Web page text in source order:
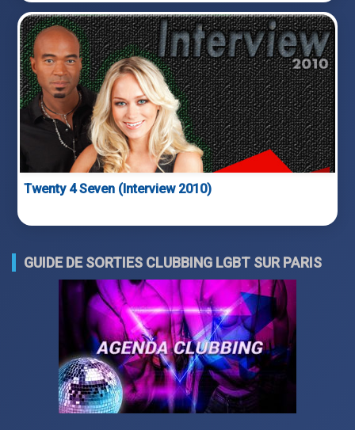
Twenty 4 Seven (Interview 2010)
GUIDE DE SORTIES CLUBBING LGBT SUR PARIS